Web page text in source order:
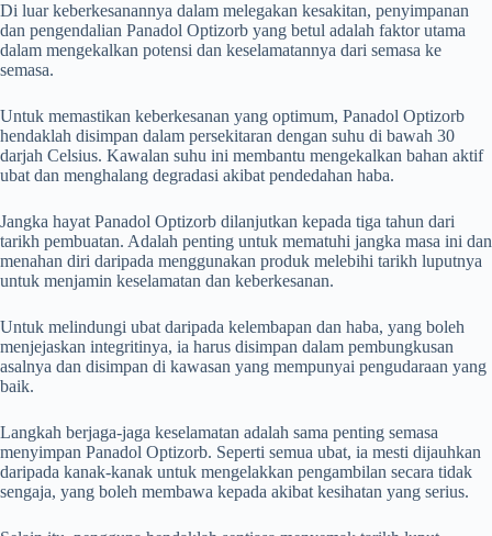
Di luar keberkesanannya dalam melegakan kesakitan, penyimpanan
dan pengendalian Panadol Optizorb yang betul adalah faktor utama
dalam mengekalkan potensi dan keselamatannya dari semasa ke
semasa.
Untuk memastikan keberkesanan yang optimum, Panadol Optizorb
hendaklah disimpan dalam persekitaran dengan suhu di bawah 30
darjah Celsius. Kawalan suhu ini membantu mengekalkan bahan aktif
ubat dan menghalang degradasi akibat pendedahan haba.
Jangka hayat Panadol Optizorb dilanjutkan kepada tiga tahun dari
tarikh pembuatan. Adalah penting untuk mematuhi jangka masa ini dan
menahan diri daripada menggunakan produk melebihi tarikh luputnya
untuk menjamin keselamatan dan keberkesanan.
Untuk melindungi ubat daripada kelembapan dan haba, yang boleh
menjejaskan integritinya, ia harus disimpan dalam pembungkusan
asalnya dan disimpan di kawasan yang mempunyai pengudaraan yang
baik.
Langkah berjaga-jaga keselamatan adalah sama penting semasa
menyimpan Panadol Optizorb. Seperti semua ubat, ia mesti dijauhkan
daripada kanak-kanak untuk mengelakkan pengambilan secara tidak
sengaja, yang boleh membawa kepada akibat kesihatan yang serius.